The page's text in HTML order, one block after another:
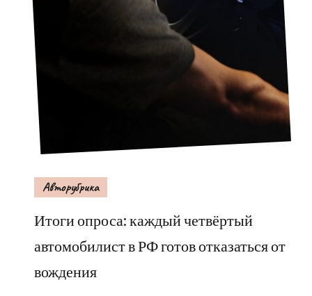
Авторубрика
Итоги опроса: каждый четвёртый
автомобилист в РФ готов отказаться от
вождения